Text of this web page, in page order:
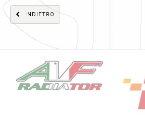
INDIETRO